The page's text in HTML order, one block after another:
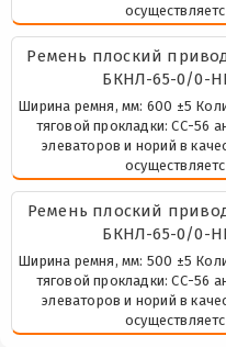
Ремень плоский
БКНЛ-65-0/0-
Ширина ремня, мм: 600 ±5
тяговой прокладки: СС-56
элеваторов и норий в
Ремень плоский
БКНЛ-65-0/0-
Ширина ремня, мм: 500 ±5
тяговой прокладки: СС-56
элеваторов и норий в